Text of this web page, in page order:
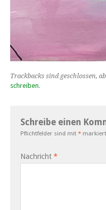
Trackbacks sind geschlossen,
schreiben.
Schreibe einen
Pflichtfelder sind mit *
Nachricht *